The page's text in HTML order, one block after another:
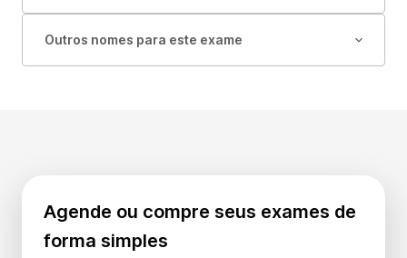
Outros nomes para este exame
Agende ou compre seus exames de
forma simples